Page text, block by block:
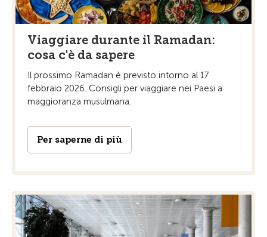
Viaggiare durante il Ramadan:
cosa c'è da sapere
Il prossimo Ramadan è previsto intorno al 17
febbraio 2026. Consigli per viaggiare nei Paesi a
maggioranza musulmana.
Per saperne di più